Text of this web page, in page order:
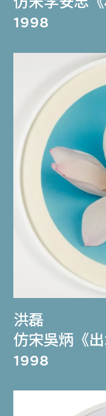
1998
洪磊
仿宋吳炳《出
1998